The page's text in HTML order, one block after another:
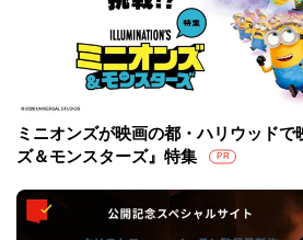
ミニオンズが映画の都・ハリウッド
ズ＆モンスターズ』特集
PR